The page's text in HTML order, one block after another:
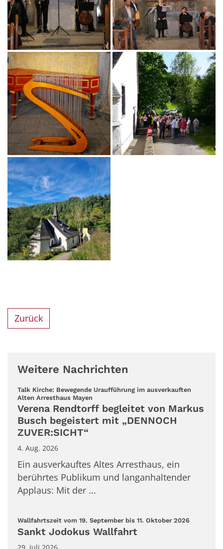
Zurück
Weitere Nachrichten
Talk Kirche: Bewegende Uraufführung im ausverkauften
Alten Arresthaus Mayen
Verena Rendtorff begleitet von Markus
Busch begeistert mit „DENNOCH
ZUVER:SICHT“
4. Aug. 2026
Ein ausverkauftes Altes Arresthaus, ein
berührtes Publikum und langanhaltender
Applaus: Mit der ...
Wallfahrtszeit vom 19. September bis 11. Oktober 2026:
Sankt Jodokus Wallfahrt